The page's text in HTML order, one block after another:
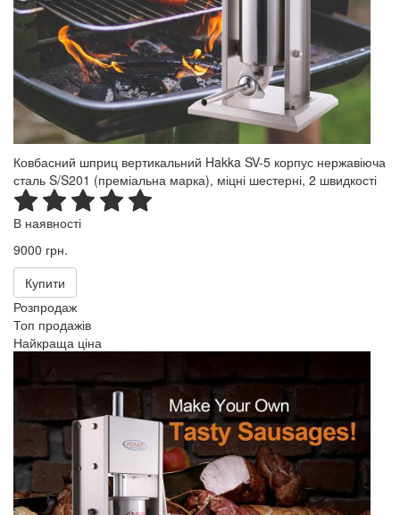
Ковбасний шприц вертикальний Hakka SV-5 корпус нержавіюча
сталь S/S201 (преміальна марка), міцні шестерні, 2 швидкості
В наявності
9000 грн.
Купити
Розпродаж
Топ продажів
Найкраща ціна